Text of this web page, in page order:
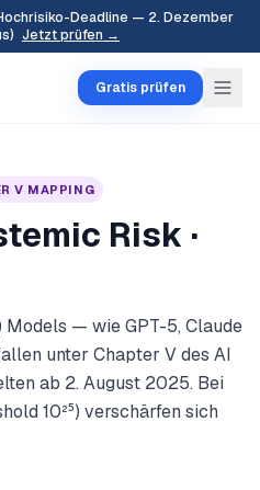
Deadline — 2. Dezember
Jetzt prüfen →
Gratis prüfen
V MAPPING
Risk ·
Models — wie GPT-5, Claude
unter Chapter V des AI
ab 2. August 2025. Bei
10²⁵) verschärfen sich